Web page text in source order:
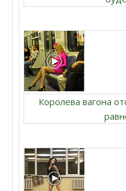
Королева вагона